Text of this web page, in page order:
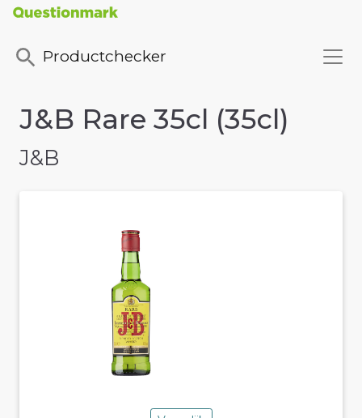
Productchecker
J&B Rare 35cl (35cl)
J&B